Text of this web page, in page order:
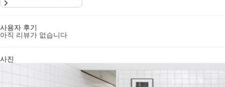
사용자 후기
아직 리뷰가 없습니다
사진